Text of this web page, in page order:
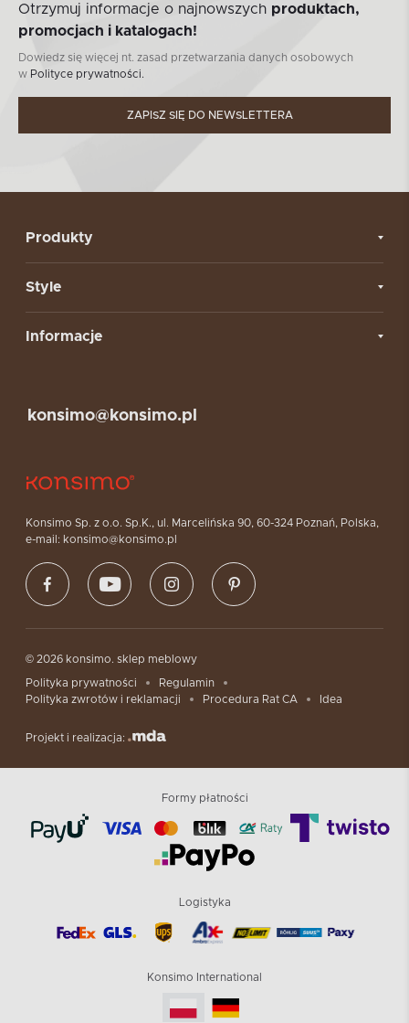
Otrzymuj informacje o najnowszych produktach,
promocjach i katalogach!
Dowiedz się więcej nt. zasad przetwarzania danych osobowych
w Polityce prywatności.
ZAPISZ SIĘ DO NEWSLETTERA
Produkty
Style
Informacje
Konsimo Sp. z o.o. Sp.K., ul. Marcelińska 90, 60-324 Poznań, Polska,
e-mail: konsimo@konsimo.pl
konsimo@konsimo.pl
© 2026 konsimo. sklep meblowy
Polityka prywatności
Regulamin
Polityka zwrotów i reklamacji
Procedura Rat CA Idea
Projekt i realizacja:
Formy płatności
Logistyka
Konsimo International